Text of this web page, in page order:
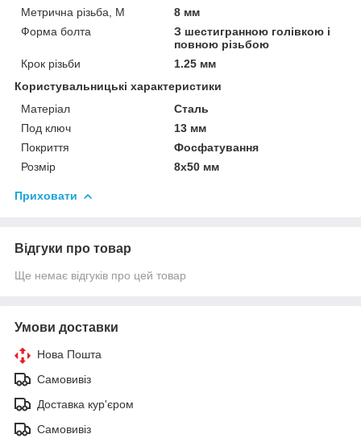
Метрична різьба, М
8 мм
Форма болта
З шестигранною голівкою і
повною різьбою
Крок різьби
1.25 мм
Користувальницькі характеристики
Матеріал
Сталь
Под ключ
13 мм
Покриття
Фосфатування
Розмір
8х50 мм
Приховати
Відгуки про товар
Ще немає відгуків про цей товар
Умови доставки
Нова Пошта
Самовивіз
Доставка кур'єром
Самовивіз